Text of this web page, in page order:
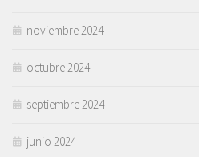
noviembre 2024
octubre 2024
septiembre 2024
junio 2024